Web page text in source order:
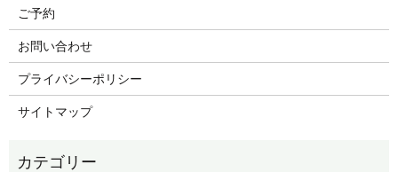
ご予約
お問い合わせ
プライバシーポリシー
サイトマップ